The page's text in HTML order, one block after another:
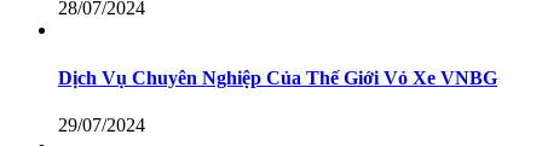
28/07/2024
Dịch Vụ Chuyên Nghiệp Của Thế Giới Vỏ Xe VNBG
29/07/2024